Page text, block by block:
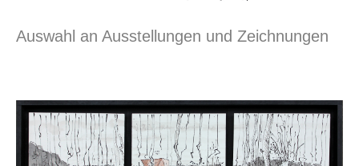
Auswahl an Ausstellungen und Zeichnungen